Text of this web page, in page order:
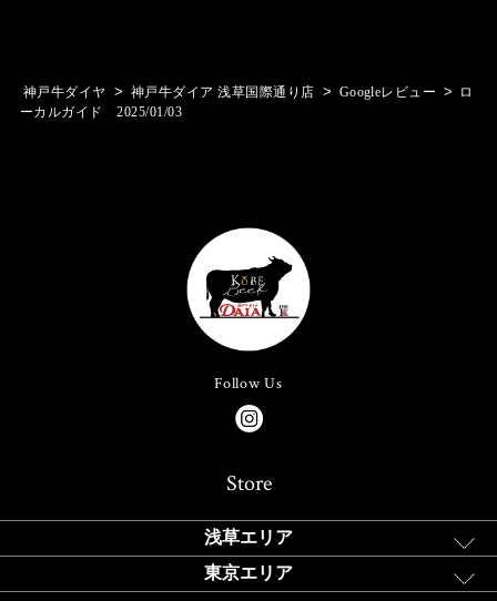
神戸牛ダイヤ > 神戸牛ダイア 浅草国際通り店 > Googleレビュー >
ロ
ーカルガイド 2025/01/03
Follow Us
Store
浅草エリア
東京エリア